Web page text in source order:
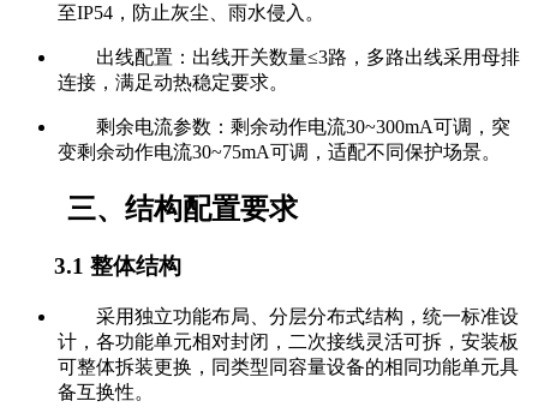
至IP54，防止灰尘、雨水侵入。
出线配置：出线开关数量≤3路，多路出线采用母排
连接，满足动热稳定要求。
剩余电流参数：剩余动作电流30~300mA可调，突
变剩余动作电流30~75mA可调，适配不同保护场景。
三、结构配置要求
3.1 整体结构
采用独立功能布局、分层分布式结构，统一标准设
计，各功能单元相对封闭，二次接线灵活可拆，安装板
可整体拆装更换，同类型同容量设备的相同功能单元具
备互换性。